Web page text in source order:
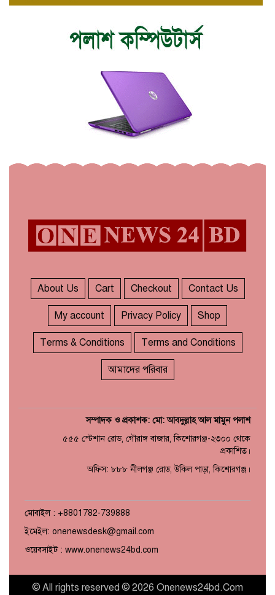
About Us Cart Checkout Contact Us
My account Privacy Policy Shop
Terms & Conditions Terms and Conditions
আমাদের পরিবার
সম্পাদক ও প্রকাশক: মো: আবদুল্লাহ আল মামুন পলাশ
৫৫৫ স্টেশান রোড, গৌরাঙ্গ বাজার, কিশোরগঞ্জ-২৩০০ থেকে
প্রকাশিত।
অফিস: ৮৮৮ নীলগঞ্জ রোড, উকিল পাড়া, কিশোরগঞ্জ।
মোবাইল : +8801782-739888
ইমেইল: onenewsdesk@gmail.com
ওয়েবসাইট : www.onenews24bd.com
© All rights reserved © 2026 Onenews24bd.Com